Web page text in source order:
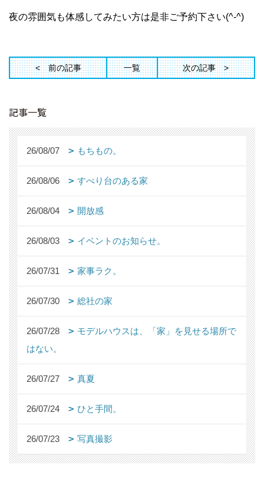
夜の雰囲気も体感してみたい方は是非ご予約下さい(^-^)
前の記事 一覧 次の記事
記事一覧
26/08/07 もちもの。
26/08/06 すべり台のある家
26/08/04 開放感
26/08/03 イベントのお知らせ。
26/07/31 家事ラク。
26/07/30 総社の家
26/07/28
モデルハウスは、「家」を見せる場所で
はない。
26/07/27 真夏
26/07/24 ひと手間。
26/07/23 写真撮影